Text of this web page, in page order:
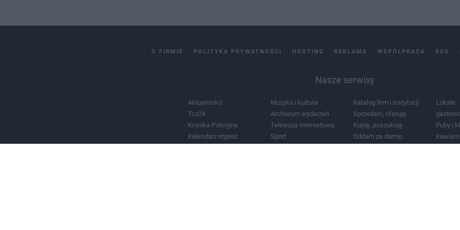
O FIRMIE POLITYKA PRYWATNOŚCI HOSTING REKLAMA WSPÓŁPRACA RSS
Nasze serwisy
Aktualności
Tcz24
Kronika Policyjna
Kalendarz imprez
Muzyka i kultura
Archiwum wydarzeń
Telewizja Internetowa
Sport
Katalog firm i instytucji
Sprzedam, oferuję
Kupię, poszukuję
Oddam za darmo
Lokale
Puby i